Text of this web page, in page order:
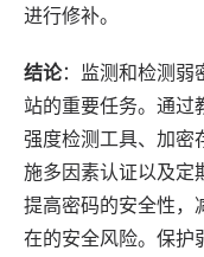
进行修补。
结论：监测和检测弱
站的重要任务。通过
强度检测工具、加密
施多因素认证以及定
提高密码的安全性，
在的安全风险。保护